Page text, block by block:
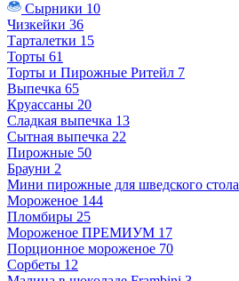
Сырники 10
Чизкейки 36
Тарталетки 15
Торты 61
Торты и Пирожные Ритейл 7
Выпечка 65
Круассаны 20
Сладкая выпечка 13
Сытная выпечка 22
Пирожные 50
Брауни 2
Мини пирожные для шведского стола
Мороженое 144
Пломбиры 25
Мороженое ПРЕМИУМ 17
Порционное мороженое 70
Сорбеты 12